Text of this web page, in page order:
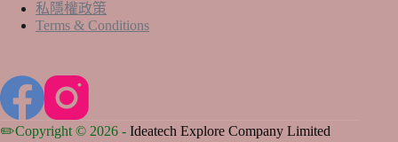
私隱權政策
Terms & Conditions
✏️Copyright © 2026 - Ideatech Explore Company Limited